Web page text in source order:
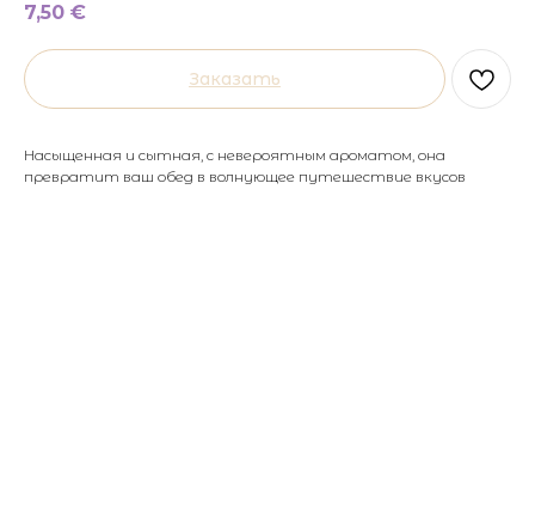
7,50 €
Заказать
Насыщенная и сытная, с невероятным ароматом, она
превратит ваш обед в волнующее путешествие вкусов